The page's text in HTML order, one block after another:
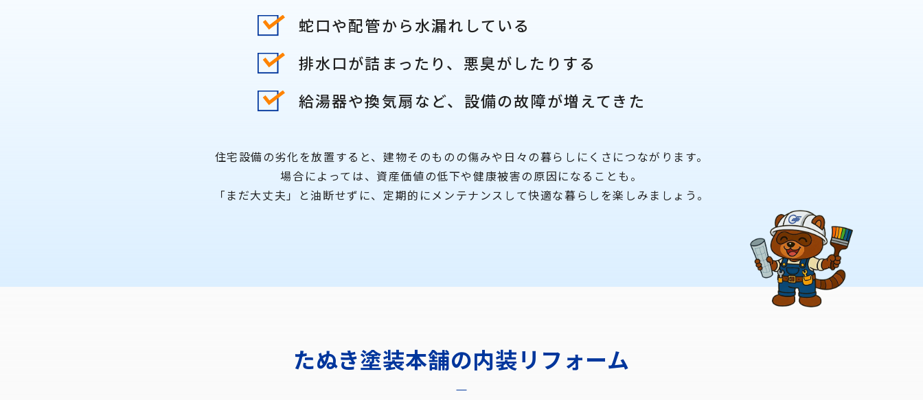
蛇口や配管から水漏れしている
排水口が詰まったり、悪臭がしたりする
給湯器や換気扇など、設備の故障が増えてきた
住宅設備の劣化を放置すると、建物そのものの傷みや日々の暮らしにくさにつながります。
場合によっては、資産価値の低下や健康被害の原因になることも。
「まだ大丈夫」と油断せずに、定期的にメンテナンスして快適な暮らしを楽しみましょう。
たぬき塗装本舗の内装リフォーム